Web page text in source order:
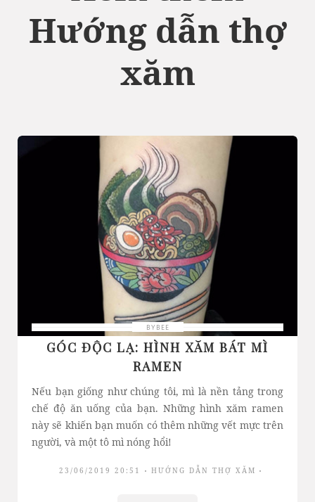
Hướng dẫn thợ
xăm
BYBEE
GÓC ĐỘC LẠ: HÌNH XĂM BÁT MÌ
RAMEN
Nếu bạn giống như chúng tôi, mì là nền tảng trong
chế độ ăn uống của bạn. Những hình xăm ramen
này sẽ khiến bạn muốn có thêm những vết mực trên
người, và một tô mì nóng hổi!
23/06/2019 20:51 HƯỚNG DẪN THỢ XĂM